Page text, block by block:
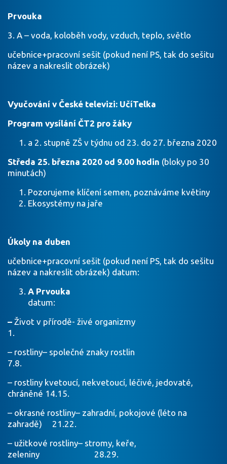
Prvouka
3. A – voda, koloběh vody, vzduch, teplo, světlo
učebnice+pracovní sešit (pokud není PS, tak do sešitu
název a nakreslit obrázek)
Vyučování v České televizi: UčíTelka
Program vysílání ČT2 pro žáky
a 2. stupně ZŠ v týdnu od 23. do 27. března 2020
Středa 25. března 2020 od 9.00 hodin (bloky po 30
minutách)
Pozorujeme klíčení semen, poznáváme květiny
Ekosystémy na jaře
Úkoly na duben
učebnice+pracovní sešit (pokud není PS, tak do sešitu
název a nakreslit obrázek) datum:
A Prvouka
datum:
– Život v přírodě- živé organizmy
1.
– rostliny– společné znaky rostlin
7.8.
– rostliny kvetoucí, nekvetoucí, léčivé, jedovaté,
chráněné 14.15.
– okrasné rostliny– zahradní, pokojové (léto na
zahradě) 21.22.
– užitkové rostliny– stromy, keře,
zeleniny 28.29.